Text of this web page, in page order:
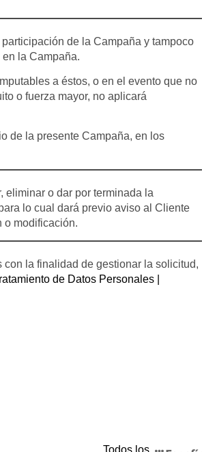
de la Campaña y tampoco
la Campaña.
a éstos, o en el evento que no
o fuerza mayor, no aplicará
de la presente Campaña, en los
eliminar o dar por terminada la
lo cual dará previo aviso al Cliente
o modificación.
la finalidad de gestionar la solicitud,
de Datos Personales |